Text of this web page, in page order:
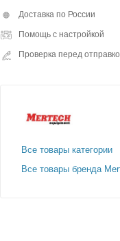
Доставка по России
Помощь с настройкой
Проверка перед
Все товары категории
Все товары бренда